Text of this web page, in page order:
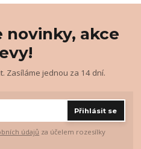
novinky, akce
Zasíláme jednou za 14 dní.
Přihlásit se
údajů za účelem rozesílky